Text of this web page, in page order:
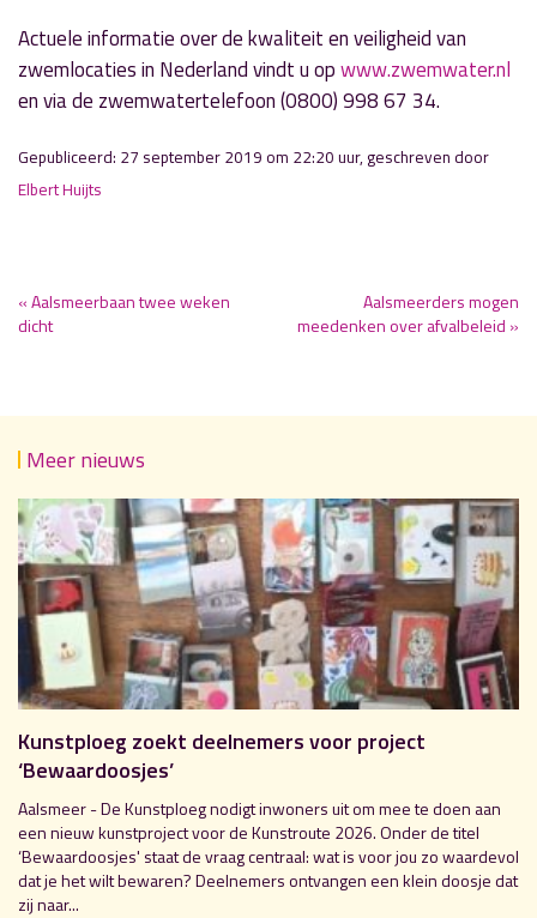
Actuele informatie over de kwaliteit en veiligheid van
zwemlocaties in Nederland vindt u opwww.zwemwater.nl
en via de zwemwatertelefoon (0800) 998 67 34.
Gepubliceerd: 27 september 2019 om 22:20 uur, geschreven door
Elbert Huijts
« Aalsmeerbaan twee weken
dicht
Aalsmeerders mogen
meedenken over afvalbeleid »
Meer nieuws
Kunstploeg zoekt deelnemers voor project
‘Bewaardoosjes’
Aalsmeer - De Kunstploeg nodigt inwoners uit om mee te doen aan
een nieuw kunstproject voor de Kunstroute 2026. Onder de titel
‘Bewaardoosjes' staat de vraag centraal: wat is voor jou zo waardevol
dat je het wilt bewaren? Deelnemers ontvangen een klein doosje dat
zij naar...